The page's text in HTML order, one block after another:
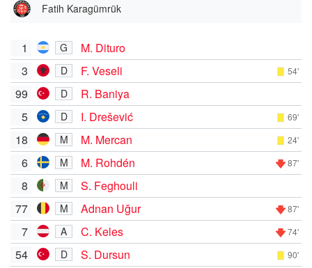
Fatih Karagümrük
1 G
M. Dituro
3
D F. Veseli 54'
99 D
R. Baniya
5
D I. Drešević 69'
18 M M. Mercan 24'
6 M M. Rohdén 87'
8 M
S. Feghouli
77
M Adnan Uğur 87'
7 A C. Keles 74'
54 D S. Dursun 90'